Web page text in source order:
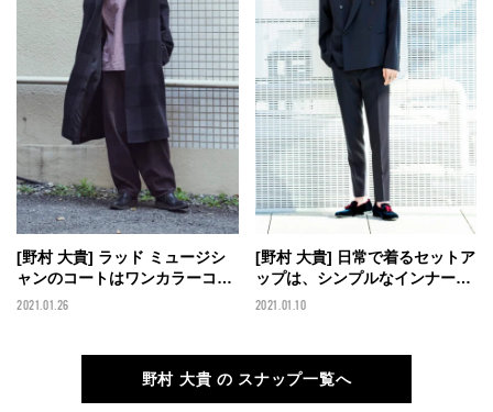
[野村 大貴] ラッド ミュージシ
ャンのコートはワンカラーコー
デの主役に
2021.01.26
[野村 大貴] 日常で着るセットア
ップは、シンプルなインナーに
合わせる！
2021.01.10
野村 大貴 の スナップ一覧へ